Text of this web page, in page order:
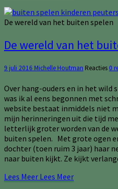
De wereld van het buiten spelen
De wereld van het
9 juli 2016 Michelle Houtman Reacties 0
Over hang-ouders en in het wild
was ik al eens begonnen met
website bestaat inmiddels niet
mijn herinneringen uit die tijd
letterlijk groter worden van de
buiten spelen. Met grote ogen
dochter (toen ruim 3 jaar) haar
naar buiten kijkt. Ze kijkt
Lees Meer Lees Meer